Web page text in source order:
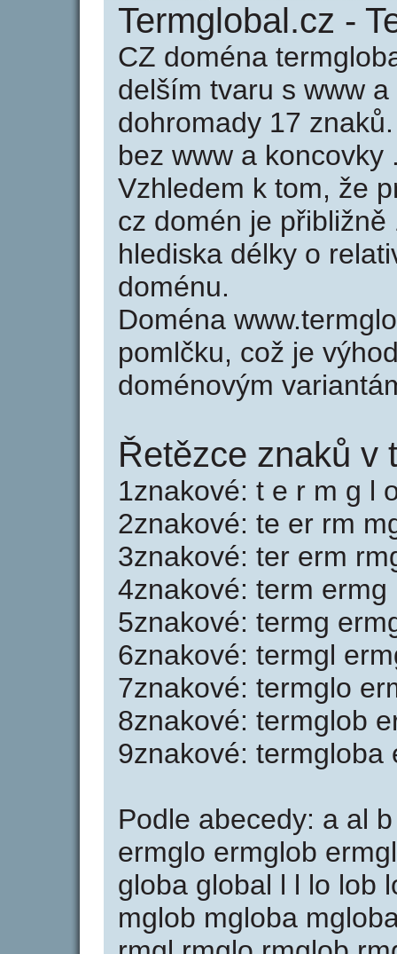
Termglobal.cz -
CZ doména
delším tvaru s www
dohromady 17
bez www a
Vzhledem k tom, že
cz domén je
hlediska délky o
doménu.
Doména
pomlčku, což je
doménovým
Řetězce znaků v
1znakové: t e r m g l
2znakové: te er rm
3znakové: ter erm
4znakové: term
5znakové: termg
6znakové: termgl
7znakové: termglo
8znakové: termglob
9znakové: termgloba
Podle abecedy: a al
ermglo ermglob
globa global l l lo lob
mglob mgloba